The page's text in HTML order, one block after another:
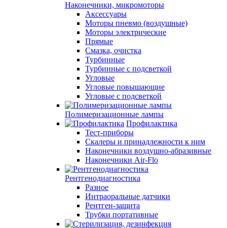
Наконечники, микромоторы
Аксессуары
Моторы пневмо (воздушные)
Моторы электрические
Прямые
Смазка, очистка
Турбинные
Турбинные с подсветкой
Угловые
Угловые повышающие
Угловые с подсветкой
Полимеризационные лампы
Профилактика
Тест-приборы
Скалеры и принадлежности к ним
Наконечники воздушно-абразивные
Наконечники Air-Flo
Рентгенодиагностика
Разное
Интраоральные датчики
Рентген-защита
Трубки портативные